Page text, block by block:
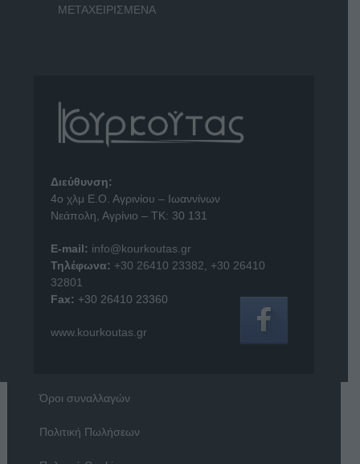
ΜΕΤΑΧΕΙΡΙΣΜΕΝΑ
Διεύθυνση:
4o χλμ Ε.Ο. Αγρινίου – Ιωαννίνων
Νεάπολη, Αγρίνιο – ΤΚ: 30 131
E-mail: info@kourkoutas.gr
Τηλέφωνα: +30 26410 23382
+30 26410
32801
Fax: +30 26410 23360
www.kourkoutas.gr
Όροι συναλλαγών
Πολιτική Πωλήσεων